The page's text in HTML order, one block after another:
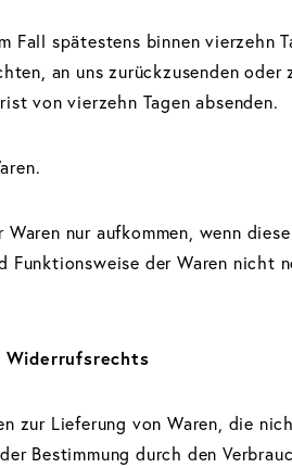
Fall spätestens binnen vierzehn
an uns zurückzusenden
von vierzehn Tagen absenden.
nur aufkommen, wenn
Funktionsweise der Waren nicht
Widerrufsrechts
zur Lieferung von Waren, die
Bestimmung durch den